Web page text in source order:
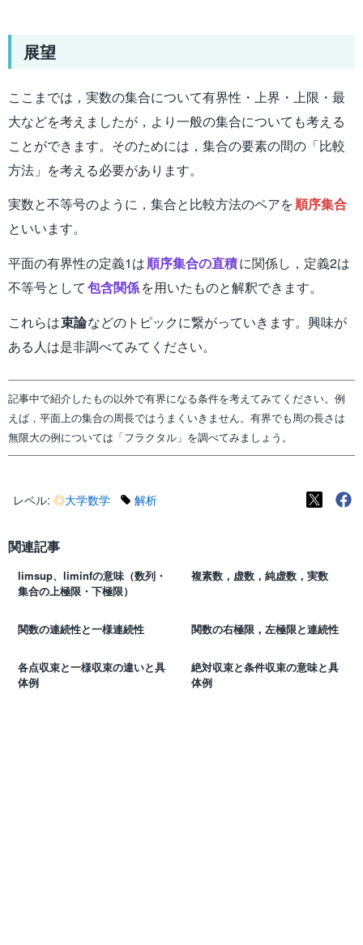
展望
ここまでは，実数の集合について有界性・上界・上限・最
大などを考えましたが，より一般の集合についても考える
ことができます。そのためには，集合の要素の間の「比較
方法」を考える必要があります。
実数と不等号のように，集合と比較方法のペアを順序集合
といいます。
平面の有界性の定義1は順序集合の直積に関係し，定義2は
不等号として包含関係を用いたものと解釈できます。
これらは束論などのトピックに繋がっていきます。興味が
ある人は是非調べてみてください。
記事中で紹介したもの以外で有界になる条件を考えてみてください。例
えば，平面上の集合の周長ではうまくいきません。有界でも周の長さは
無限大の例については「フラクタル」を調べてみましょう。
レベル: ◎大学数学 解析
関連記事
limsup、liminfの意味（数列・
集合の上極限・下極限）
複素数，虚数，純虚数，実数
関数の連続性と一様連続性 関数の右極限，左極限と連続性
各点収束と一様収束の違いと具
体例
絶対収束と条件収束の意味と具
体例